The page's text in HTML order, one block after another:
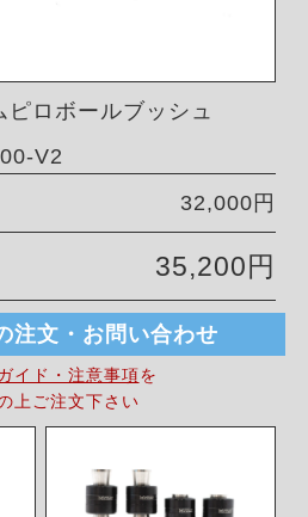
ピロボールブッシュ
V2
32,000円
35,200円
注文・お問い合わせ
イド・注意事項を
上ご注文下さい